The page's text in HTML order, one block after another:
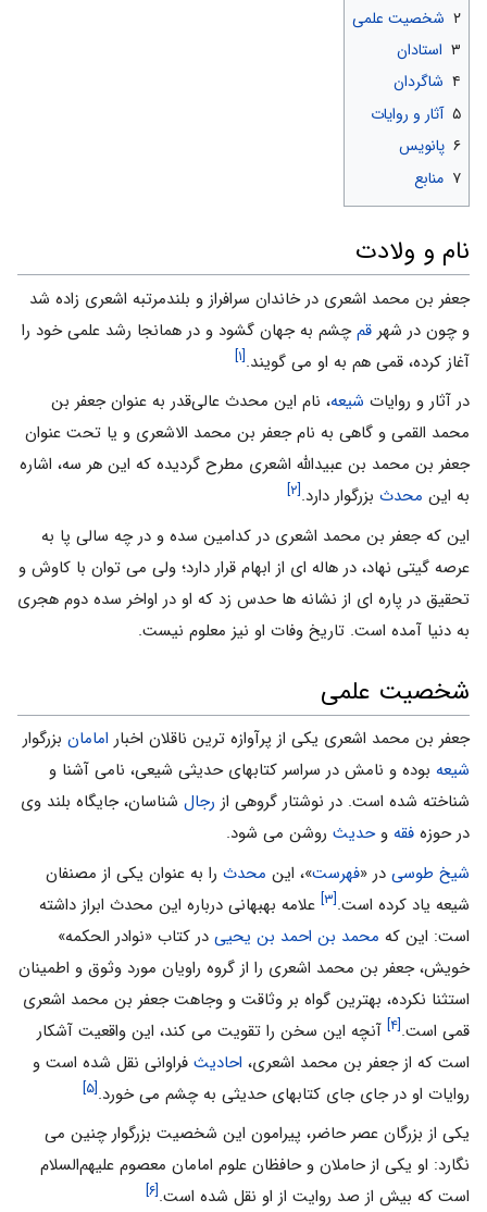
۲ شخصیت علمی
۳ استادان
۴ شاگردان
۵ آثار و روایات
۶ پانویس
۷ منابع
نام و ولادت
جعفر بن محمد اشعرى در خاندان سرافراز و بلندمرتبه اشعرى زاده شد
و چون در شهر قمچشم به جهان گشود و در همانجا رشد علمى خود را
آغاز کرده، قمى هم به او مى گویند.[۱]
در آثار و روایات شیعه، نام این محدث عالی‌قدر به عنوان جعفر بن
محمد القمى و گاهى به نام جعفر بن محمد الاشعرى و یا تحت عنوان
جعفر بن محمد بن عبیدالله اشعرى مطرح گردیده که این هر سه، اشاره
به این محدث بزرگوار دارد.[۲]
این که جعفر بن محمد اشعرى در کدامین سده و در چه سالى پا به
عرصه گیتى نهاد، در هاله اى از ابهام قرار دارد؛ ولى مى توان با کاوش و
تحقیق در پاره اى از نشانه ها حدس زد که او در اواخر سده دوم هجرى
به دنیا آمده است. تاریخ وفات او نیز معلوم نیست.
شخصیت علمی
جعفر بن محمد اشعرى یکى از پرآوازه ترین ناقلان اخبار امامان بزرگوار
شیعه بوده و نامش در سراسر کتابهاى حدیثى شیعى، نامى آشنا و
شناخته شده است. در نوشتار گروهى از رجال شناسان، جایگاه بلند وى
در حوزه فقه وحدیث روشن مى شود.
شیخ طوسى در «فهرست»، این محدث را به عنوان یکى از مصنفان
شیعه یاد کرده است.[۳]
علامه بهبهانى درباره این محدث ابراز داشته
است: این که محمد بن احمد بن یحیى در کتاب «نوادر الحکمه»
خویش، جعفر بن محمد اشعرى را از گروه راویان مورد وثوق و اطمینان
استثنا نکرده، بهترین گواه بر وثاقت و وجاهت جعفر بن محمد اشعرى
قمى است.[۴]
آنچه این سخن را تقویت مى کند، این واقعیت آشکار
است که از جعفر بن محمد اشعرى، احادیث فراوانى نقل شده است و
روایات او در جاى جاى کتابهاى حدیثى به چشم مى خورد.[۵]
یکى از بزرگان عصر حاضر، پیرامون این شخصیت بزرگوار چنین مى
نگارد: او یکى از حاملان و حافظان علوم امامان معصوم علیهم‌السلام
است که بیش از صد روایت از او نقل شده است.[۶]